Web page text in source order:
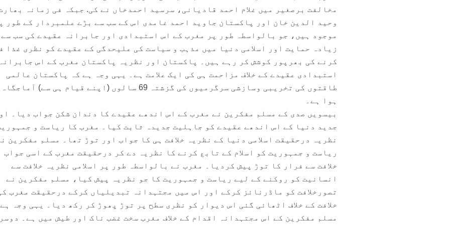
مخالفت برصغیر میں غلام احمد قادیانی، سرسید احمدخاں نے کی. جبکہ فی زمانہ
وحید الدین خان اور پاکستان جاوید احمد غامدی اس کے سب سے بڑے علمبردار کے طور
موجود ہیں، جو بالواسطہ طور پر مغرب کے اس استبدادی اور جابرانہ عقیدے کی سب سے
زیادہ حمایت اور اسلامی دنیا میں مذہب و سیاست کی علیحدگی کے عقیدے کو نظری غذا
کرنے کی بھرپور کوشش کر رہے ہیں۔ پاکستان اور نظریہ پاکستان مغرب کے اس
استبدادی عقیدے کے خلاف مزاحمت ہی کی ایک علامت ہے۔ یہی وجہ ہے کہ پاکستان عالمی
طاقتوں کی تخریبی وسازشی سرگرمیوں کی گزشتہ 69 سالوں (اپنے قیام ہی سے)
ہوا ہے۔
بیسویں صدی کے مسلم مفکرین نے مغرب کے اس اندھے عقیدے کا دندان شکن جواب دیا۔
جدید دنیا کے اس اندھے عقیدے کو جاہلیت جدیدہ ثابت کیا۔ مغرب کا ریاست و
نظریہ درحقیقت اسلامی دنیا کے نظریہ خلافت ہی کا جواب اور توڑ تھا۔ مسلم مفکرین
ریاست و جمہوریت کو اسلام کے تابع کرنے کا نظریہ دے کر درحقیقت مغرب کے اسی جواب
خلافت سے فرار کا توڑ پیش کردیا۔ مغرب نے بالواسطہ طور پر اسلامی نظریہ خلافت سے
انسانیت کو روکنے کے لیے ریاست و جمہوریت کا جو نظریہ پیش کیا، مسلم مفکرین نے
تصورخلافت کو ماڈرنائز کرکے اور اس میں مجتہدانہ تبدیلیاں کرکے درحقیقت مغرب
خلافت کے خلاف اٹھائی گئی اس دیوار کو نظری سطح پر توڑ پھوڑ کر رکھ دیا۔ یہی وجہ ہے
مسلم مفکرین کے اس مجتہدانہ اقدام کے خلاف مغرب سخت غضب ناک اور طیش میں ہے۔